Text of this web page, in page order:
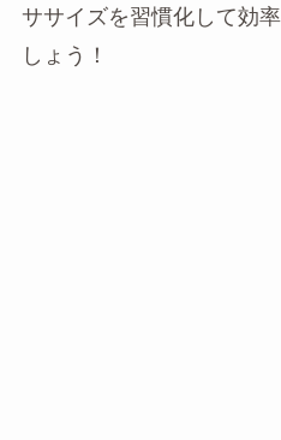
ササイズを習慣化して効
しょう！